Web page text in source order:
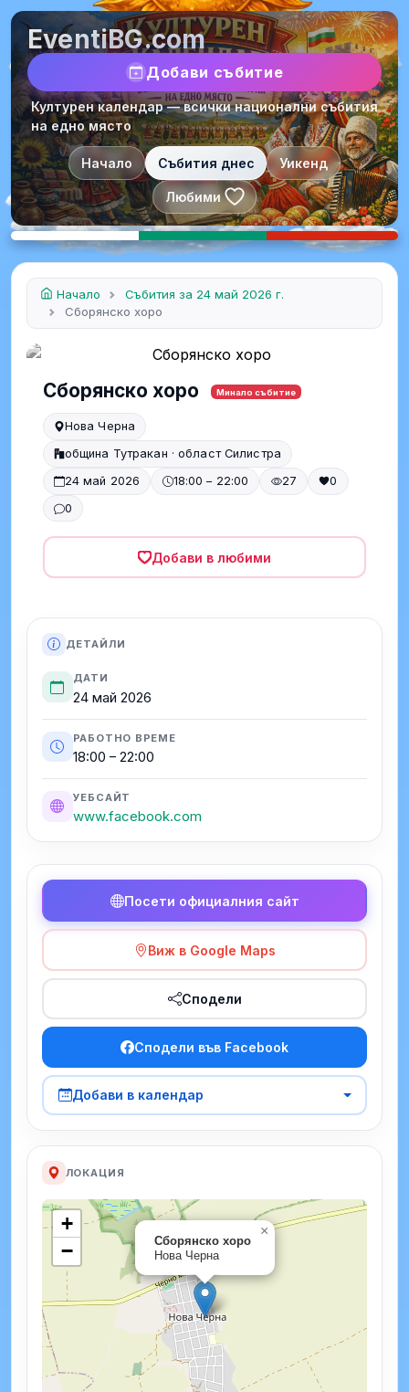
EventiBG.com
Добави събитие
Културен календар — всички национални събития
на едно място
Начало Събития днес Уикенд
Любими
Начало
Събития за 24 май 2026 г.
Сборянско хоро
Сборянско хоро Минало събитие
Нова Черна
община Тутракан · област Силистра
24 май 2026
18:00 – 22:00 27
0
0
Добави в любими
ДЕТАЙЛИ
ДАТИ
24 май 2026
РАБОТНО ВРЕМЕ
18:00 – 22:00
УЕБСАЙТ
www.facebook.com
Посети официалния сайт
Виж в Google Maps
Сподели
Сподели във Facebook
Добави в календар
ЛОКАЦИЯ
Сборянско хоро
Нова Черна
×
+
−